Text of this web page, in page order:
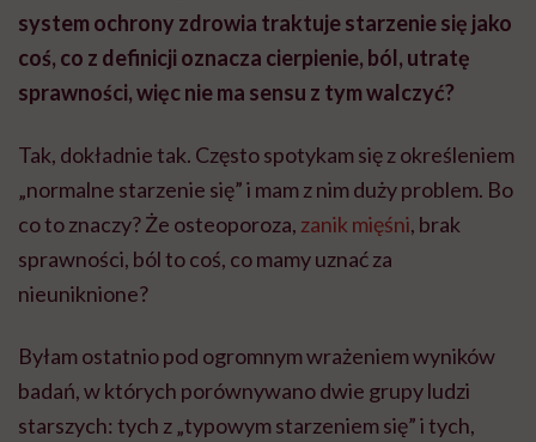
system ochrony zdrowia traktuje starzenie się jako
coś, co z definicji oznacza cierpienie, ból, utratę
sprawności, więc nie ma sensu z tym walczyć?
Tak, dokładnie tak. Często spotykam się z określeniem
„normalne starzenie się” i mam z nim duży problem. Bo
co to znaczy? Że osteoporoza, zanik mięśni, brak
sprawności, ból to coś, co mamy uznać za
nieuniknione?
Byłam ostatnio pod ogromnym wrażeniem wyników
badań, w których porównywano dwie grupy ludzi
starszych: tych z „typowym starzeniem się” i tych,